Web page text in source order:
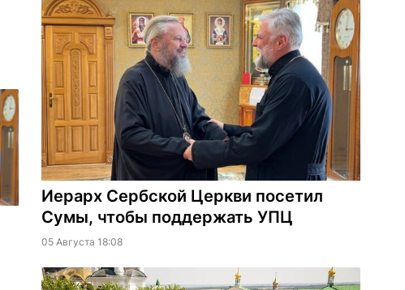
Иерарх Сербской Церкви посетил
Сумы, чтобы поддержать УПЦ
05 Августа 18:08